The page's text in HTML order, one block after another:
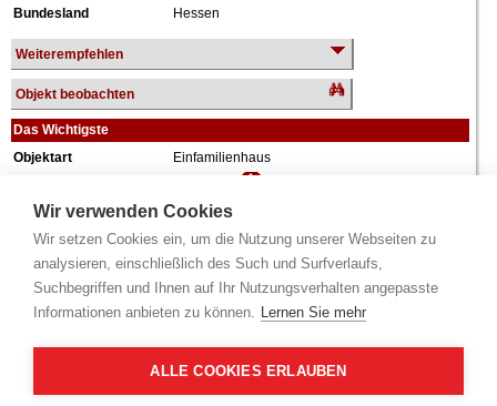
Wir verwenden Cookies
Wir setzen Cookies ein, um die Nutzung unserer Webseiten zu
analysieren, einschließlich des Such und Surfverlaufs,
Suchbegriffen und Ihnen auf Ihr Nutzungsverhalten angepasste
Informationen anbieten zu können. Lernen Sie mehr
ALLE COOKIES ERLAUBEN
Bundesland
Hessen
Weiterempfehlen
Objekt beobachten
Das Wichtigste
Objektart
Einfamilienhaus
Wiederholungstermin
Nein
ca. 1949
Grundstück
Wohnfläche
202 m²
Weiteres
2 Geschosse, Doppelgarage, zum Zeitpunkt der
Alle Angaben ohne Gewähr.